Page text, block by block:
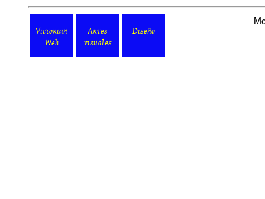
Victorian
Web
Artes
visuales
Diseño